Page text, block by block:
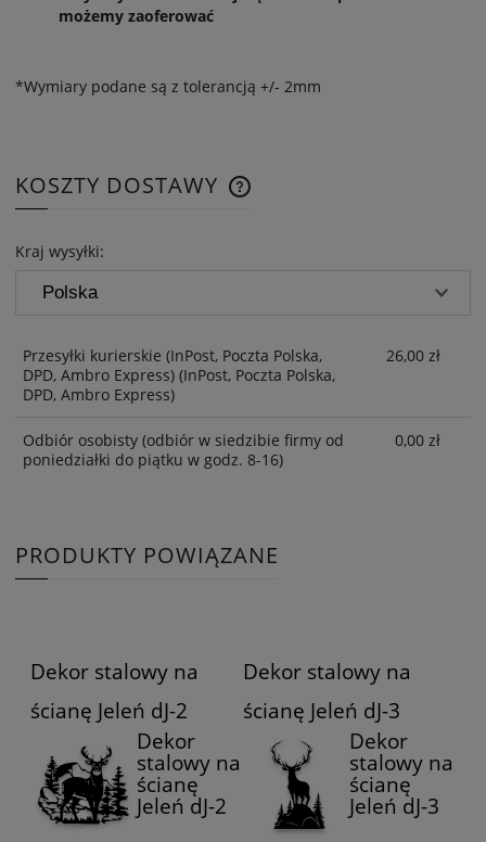
możemy zaoferować
*Wymiary podane są z tolerancją +/- 2mm
KOSZTY DOSTAWY
Kraj wysyłki:
Przesyłki kurierskie (InPost, Poczta Polska,
DPD, Ambro Express) (InPost, Poczta Polska,
DPD, Ambro Express)
26,00 zł
Odbiór osobisty (odbiór w siedzibie firmy od
poniedziałki do piątku w godz. 8-16)
0,00 zł
PRODUKTY POWIĄZANE
Dekor stalowy na
ścianę Jeleń dJ-2
Dekor
stalowy na
ścianę
Jeleń dJ-2
Dekor stalowy na
ścianę Jeleń dJ-3
Dekor
stalowy na
ścianę
Jeleń dJ-3